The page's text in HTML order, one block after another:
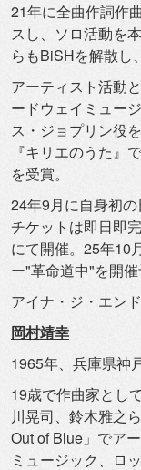
21年に全曲作詞作
スし、ソロ活動を
らもBiSHを解散し、
アーティスト活動
ードウェイミュー
ス・ジョプリン役を
『キリエのうた』
を受賞。
24年9月に自身初の
チケットは即日即完
にて開催。 25年10
ー"革命道中"を開催
アイナ・ジ・エンド
岡村靖幸
1965年、兵庫県神
19歳で作曲家とし
川晃司、鈴木雅之
Out of Blue」でア
ミュージック、ロ